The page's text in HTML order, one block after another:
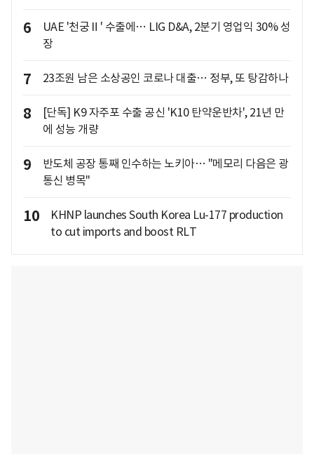
6
UAE '천궁Ⅱ' 수출에… LIG D&A, 2분기 영업익 30% 성
장
7 23조원 남은 소상공인 코로나 대출… 정부, 또 탕감하나
8
[단독] K9 자주포 수출 공신 'K10 탄약운반차', 21년 만
에 성능 개량
9
반도체 공장 통째 인수하는 노키아… "메모리 다음은 광
통신 병목"
10
KHNP launches South Korea Lu-177 production
to cut imports and boost RLT